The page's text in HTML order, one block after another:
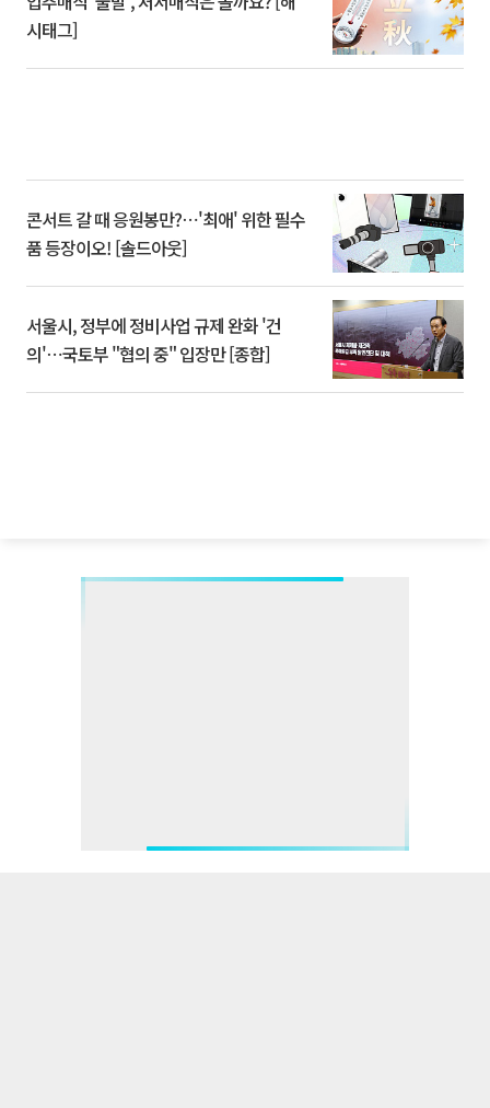
시태그]
콘서트 갈 때 응원봉만?⋯'최애' 위한 필수
품 등장이오! [솔드아웃]
서울시, 정부에 정비사업 규제 완화 '건
의'⋯국토부 "협의 중" 입장만 [종합]